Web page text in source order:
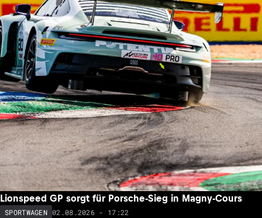
Lionspeed GP sorgt für Porsche-Sieg in Magny-Cours
SPORTWAGEN 02.08.2026 - 17:22